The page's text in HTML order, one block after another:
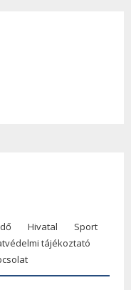
Hivatal
Sport
tájékoztató